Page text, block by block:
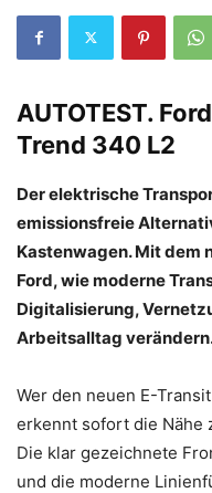
AUTOTEST.
Trend 340 L2
Der elektrische
emissionsfreie
Kastenwagen. Mit dem
Ford, wie moderne
Digitalisierung,
Arbeitsalltag
Wer den neuen E-
erkennt sofort die Nähe
Die klar gezeichnete
und die moderne